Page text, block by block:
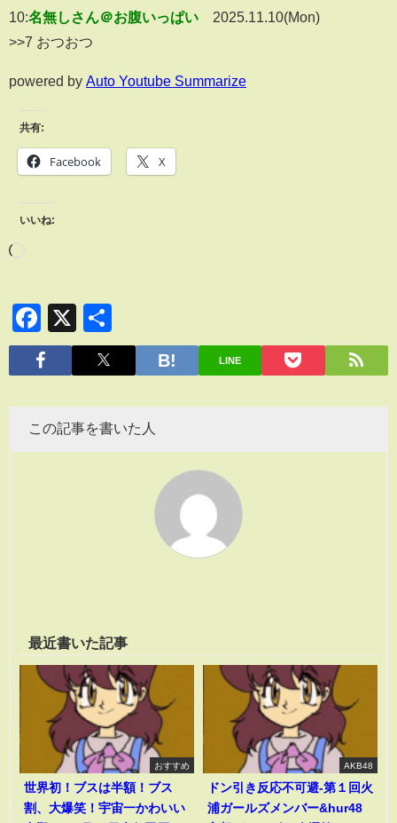
10:名無しさん＠お腹いっぱい
2025.11.10(Mon)
>>7 おつおつ
powered by Auto Youtube Summarize
共有:
Facebook X
いいね:
Facebook
X
有
LINE
この記事を書いた人
最近書いた記事
おすすめ
世界初！ブスは半額！ブス
割、大爆笑！宇宙一かわいい
AKB48
ドン引き反応不可避-第１回火
浦ガールズメンバー&hur48